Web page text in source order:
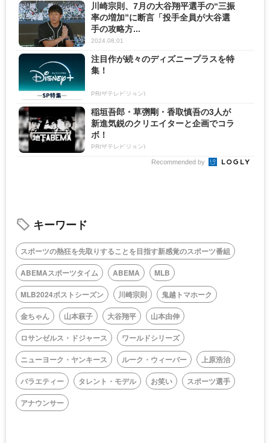
川崎宗則、7月の大谷翔平選手の“三振
率の増加”に断言「投手全員が大谷選
手の攻略方...
2024.08.01
注目作が続々のディズニープラスを特
集！
PR(ザテレビジョン)
稲垣吾郎・草彅剛・香取慎吾の3人が
新進気鋭のクリエイターと企画でコラ
ボ！
PR(ザテレビジョン)
Recommended by
キーワード
スポーツの熱狂を先取りすることを目指す新感覚のスポーツ番組
ABEMAスポーツタイム
ABEMA
MLB
MLB2024ポストシーズン
川崎宗則
鬼越トマホーク
金ちゃん
山本萩子 大谷翔平
山本由伸
ロサンゼルス・ドジャース
ワールドシリーズ
ニューヨーク・ヤンキース
ルーク・ウィーバー
上原浩治
バラエティー
タレント・モデル お笑い
スポーツ選手
アナウンサー